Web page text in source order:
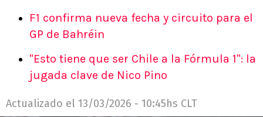
F1 confirma nueva fecha y circuito para el
GP de Bahréin
"Esto tiene que ser Chile a la Fórmula 1": la
jugada clave de Nico Pino
Actualizado el 13/03/2026 - 10:45hs CLT